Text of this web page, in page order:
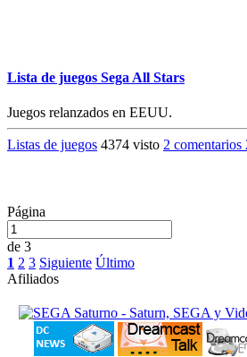
Lista de juegos Sega All Stars
Juegos relanzados en EEUU.
Listas de juegos 4374 visto 2 comentarios
Página
de 3
1 2 3 Siguiente Último
Afiliados